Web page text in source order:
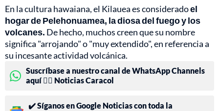
En la cultura hawaiana, el Kilauea es consideradoel
hogar de Pelehonuamea, la diosa del fuego y los
volcanes. De hecho, muchos creen que su nombre
significa "arrojando" o "muy extendido", en referencia a
su incesante actividad volcánica.
Suscríbase a nuestro canal de WhatsApp Channels
aquí 👉🏻 Noticias Caracol
✔️ Síganos en Google Noticias con toda la